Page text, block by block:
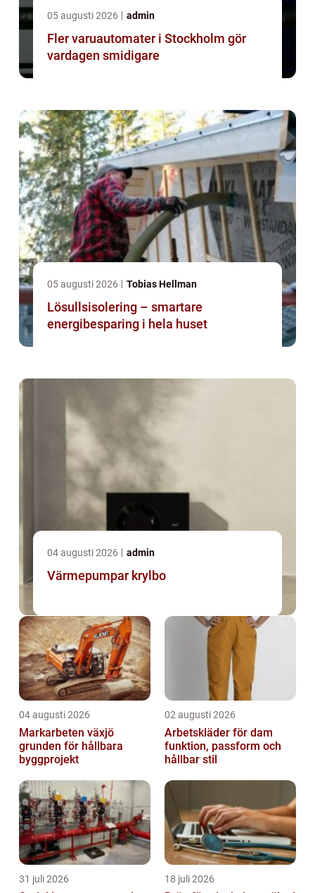
05 augusti 2026 admin
Fler varuautomater i Stockholm gör
vardagen smidigare
05 augusti 2026 Tobias Hellman
Lösullsisolering – smartare
energibesparing i hela huset
04 augusti 2026 admin
Värmepumpar krylbo
04 augusti 2026
Markarbeten växjö
grunden för hållbara
byggprojekt
02 augusti 2026
Arbetskläder för dam
funktion, passform och
hållbar stil
31 juli 2026 18 juli 2026